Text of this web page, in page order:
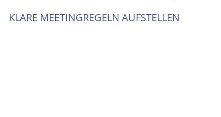
KLARE MEETINGREGELN AUFSTELLEN